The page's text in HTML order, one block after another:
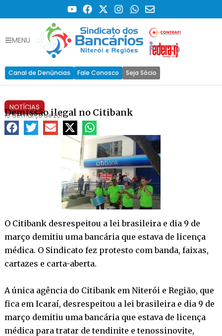
MENU
Canal de Denúncias Fale Conosco Seja Sócio
NOTÍCIAS
Demissão ilegal no Citibank
15 de março de 2010
O Citibank desrespeitou a lei brasileira e dia 9 de
março demitiu uma bancária que estava de licença
médica. O Sindicato fez protesto com banda, faixas,
cartazes e carta-aberta.
A única agência do Citibank em Niterói e Região, que
fica em Icaraí, desrespeitou a lei brasileira e dia 9 de
março demitiu uma bancária que estava de licença
médica para tratar de tendinite e tenossinovite,